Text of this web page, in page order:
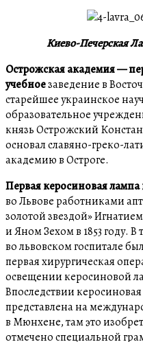
Киево-Печерская
Острожская академия —
учебноезаведение в
старейшее украинское
образовательное
князь Острожский
основал славяно-греко-
академию в Остроге.
Первая керосиновая лампа
во Львове работниками
золотой звездой»
и Яном Зехом в 1853 году. В
во львовском госпитале
первая хирургическая
освещении керосиновой
Впоследствии
представлена ​​на
в Мюнхене, там это
отмечено специальной